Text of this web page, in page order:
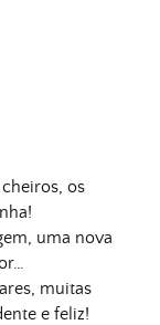
os
uma nova
muitas
e feliz!